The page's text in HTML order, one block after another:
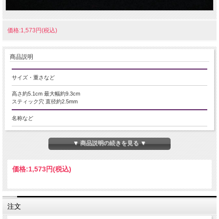
価格:1,573円(税込)
商品説明
サイズ・重さなど
高さ約5.1cm 最大幅約9.3cm
スティック穴 直径約2.5mm
名称など
梅の木＆蓮の葉倒流香炉
商品説明
煙が下に流れる神秘のお香倒流香（流川香）対応の香炉が入荷しました。
中国で流行している倒流香は日本では流川香とも呼ばれ、 香の煙が下に落ちてい
倒流香をより神秘的な雰囲気を醸し出すことのできる香炉になります。
写真や動画にも映える商品ですので、大変オススメですよ
こちらは梅の木と蓮の葉を別々でもご使用いただけます。
▼ 商品説明の続きを見る ▼
価格:1,573円(税込)
注文